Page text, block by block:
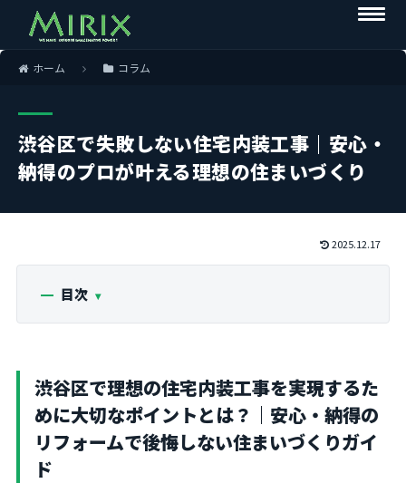
ホーム コラム
渋谷区で失敗しない住宅内装工事｜安心・
納得のプロが叶える理想の住まいづくり
2025.12.17
目次
渋谷区で理想の住宅内装工事を実現するた
めに大切なポイントとは？｜安心・納得の
リフォームで後悔しない住まいづくりガイ
ド